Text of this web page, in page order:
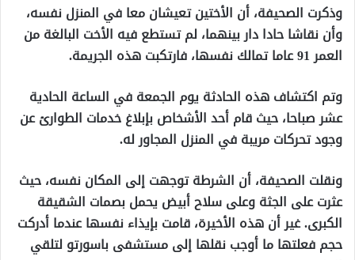
وذكرت الصحيفة، أن الأختين تعيشان معا في المنزل نفسه،
وأن نقاشا حادا دار بينهما، لم تستطع فيه الأخت البالغة من
العمر 91 عاما تمالك نفسها، فارتكبت هذه الجريمة.
وتم اكتشاف هذه الحادثة يوم الجمعة في الساعة الحادية
عشر صباحا، حيث قام أحد الأشخاص بإبلاغ خدمات الطوارئ عن
وجود تحركات مريبة في المنزل المجاور له.
ونقلت الصحيفة، أن الشرطة توجهت إلى المكان نفسه، حيث
عثرت على الجثة وعلى سلاح أبيض يحمل بصمات الشقيقة
الكبرى. غير أن هذه الأخيرة، قامت بإيذاء نفسها عندما أدركت
حجم فعلتها ما أوجب نقلها إلى مستشفى باسورتو لتلقي